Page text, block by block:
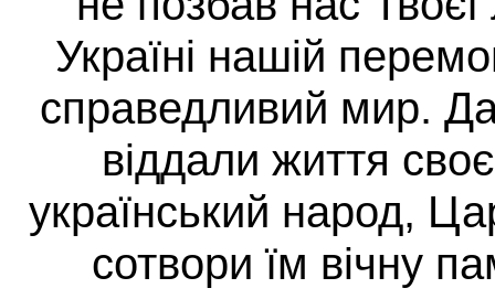
Україні нашій
справедливий мир.
віддали життя
український народ,
сотвори їм вічну